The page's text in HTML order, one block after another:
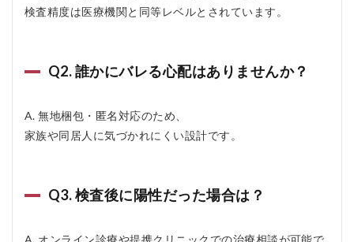
検査精度は医療機関と同等レベルとされています。
Q2. 誰かにバレる心配はありませんか？
A. 無地梱包・匿名対応のため、
家族や同居人に気づかれにくい設計です。
Q3. 検査後に陽性だった場合は？